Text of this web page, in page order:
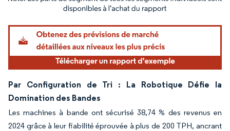
Image © Mordor Intelligence. La réutilisation nécessite une attribution sous CC BY
Par Configuration de Tri : La Robotique Défie la
Domination des Bandes
Les machines à bande ont sécurisé 38,74 % des revenus en
2024 grâce à leur fiabilité éprouvée à plus de 200 TPH, ancrant